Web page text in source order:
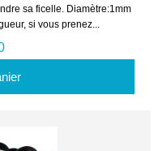
sa ficelle. Diamètre:1mm
si vous prenez...